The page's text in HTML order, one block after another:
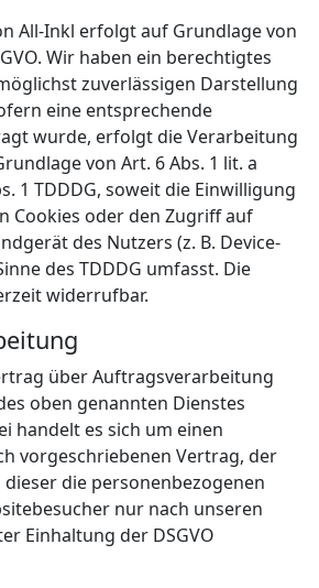
All-Inkl erfolgt auf Grundlage von
Wir haben ein berechtigtes
zuverlässigen Darstellung
eine entsprechende
wurde, erfolgt die Verarbeitung
von Art. 6 Abs. 1 lit. a
1 TDDDG, soweit die Einwilligung
Cookies oder den Zugriff auf
des Nutzers (z. B. Device-
des TDDDG umfasst. Die
widerrufbar.
über Auftragsverarbeitung
oben genannten Dienstes
handelt es sich um einen
vorgeschriebenen Vertrag, der
die personenbezogenen
nur nach unseren
Einhaltung der DSGVO